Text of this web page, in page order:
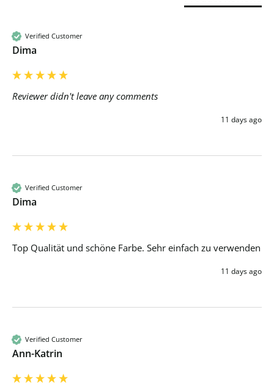
Verified Customer
Dima
Reviewer didn't leave any comments
11 days ago
Verified Customer
Dima
11 days ago
Verified Customer
Ann-Katrin